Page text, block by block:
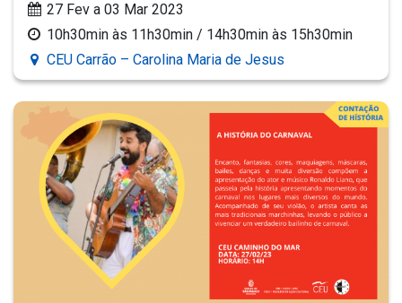
27 Fev a 03 Mar 2023
10h30min às 11h30min / 14h30min às 15h30min
CEU Carrão – Carolina Maria de Jesus